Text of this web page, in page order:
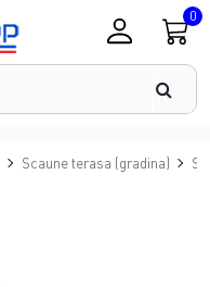
0
Scaune terasa (gradina)